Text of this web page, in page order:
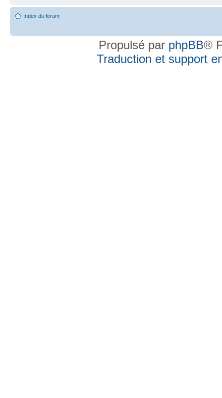
Index du forum
Propulsé par phpBB®
Traduction et support